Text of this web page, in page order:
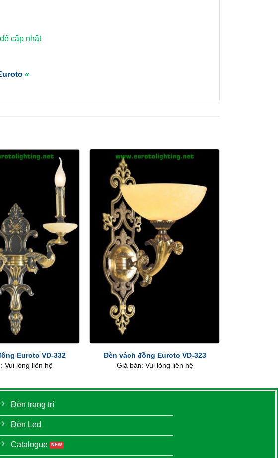
cập nhật
«
Euroto VD-332
Vui lòng liên hệ
Đèn vách đồng Euroto VD-323
Giá bán: Vui lòng liên hệ
Đèn trang trí
Đèn Led
Catalogue